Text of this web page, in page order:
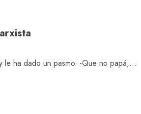
le ha dado un pasmo. -Que no papá,...